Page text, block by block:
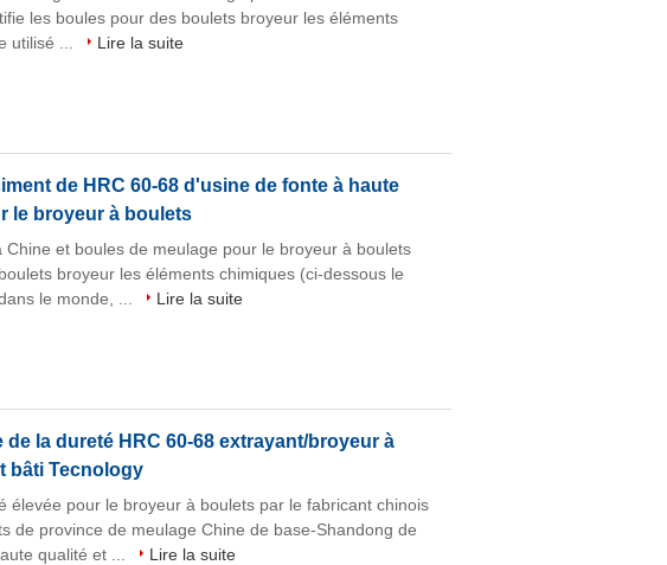
les boules pour des boulets broyeur les éléments
utilisé ...
Lire la suite
de HRC 60-68 d'usine de fonte à haute
le broyeur à boulets
Chine et boules de meulage pour le broyeur à boulets
broyeur les éléments chimiques (ci-dessous le
le monde, ...
Lire la suite
de la dureté HRC 60-68 extrayant/broyeur à
bâti Tecnology
élevée pour le broyeur à boulets par le fabricant chinois
de province de meulage Chine de base-Shandong de
qualité et ...
Lire la suite